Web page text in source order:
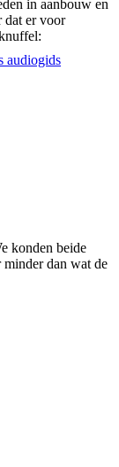
in aanbouw en
dat er voor
audiogids
konden beide
minder dan wat de